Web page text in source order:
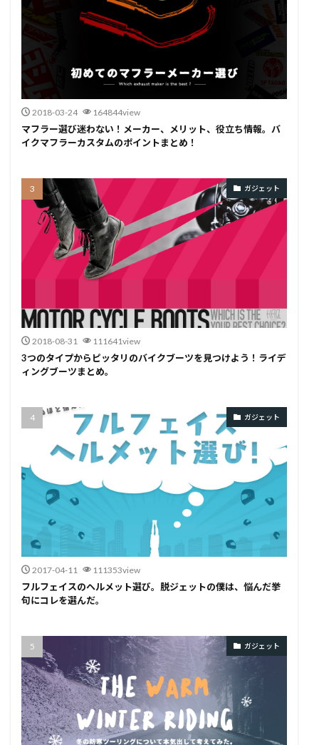
2018-03-24 164844view
マフラー選び迷わない！メーカー、メリット、役立ち情報。バ
イクマフラーカスタムのポイントまとめ！
ガジェット
2018-08-31 111641view
3つのタイプからピッタリのバイクブーツを見つけよう！ライデ
ィングブーツまとめ。
ガジェット
2017-04-11 111353view
フルフェイスのヘルメット選び。脱ジェットの僕は、悩んだ挙
句にコレを選んだ。
ガジェット